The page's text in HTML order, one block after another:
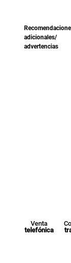
adicionales/
advertencias
Venta
telefónica